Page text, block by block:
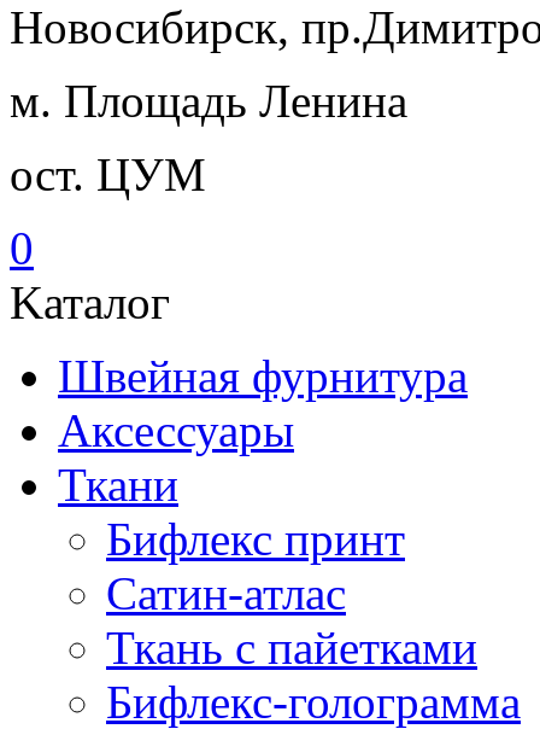
Новосибирск,
м. Площадь Ленина
ост. ЦУМ
0
Kаталог
Швейная фурнитура
Аксессуары
Ткани
Бифлекс принт
Сатин-атлас
Ткань с пайетками
Бифлекс-голограмма